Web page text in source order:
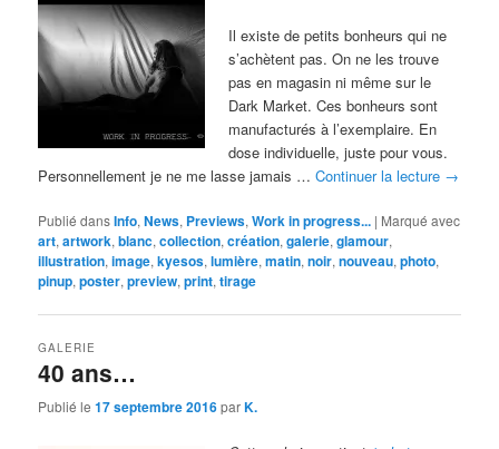
Il existe de petits bonheurs qui ne
s’achètent pas. On ne les trouve
pas en magasin ni même sur le
Dark Market. Ces bonheurs sont
manufacturés à l’exemplaire. En
dose individuelle, juste pour vous.
Personnellement je ne me lasse jamais …Continuer la lecture →
Publié dansInfo,News, Previews,Work in progress... | Marqué avec
art,artwork,blanc,collection,création,galerie,glamour,
illustration,image,kyesos,lumière,matin,noir,nouveau,photo,
pinup,poster,preview,print,tirage
40 ans…
GALERIE
Publié le17 septembre 2016parK.